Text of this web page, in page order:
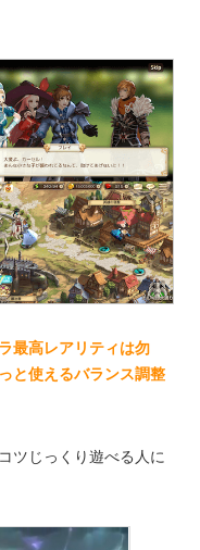
最高レアリティは勿
と使えるバランス調整
ツじっくり遊べる人に